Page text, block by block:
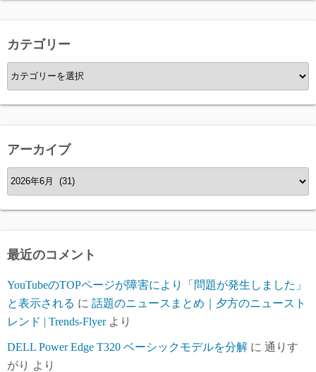
カテゴリー
カ
テ
ゴ
ー
アーカイブ
ア
ー
カ
ブ
最近のコメント
YouTubeのTOPページが障害により「問題が発生しました」
と表示される に 話題のニュースまとめ｜夕方のニュースト
レンド | Trends-Flyerより
DELL Power Edge T320 ベーシックモデルを分解 に 通りす
がり より